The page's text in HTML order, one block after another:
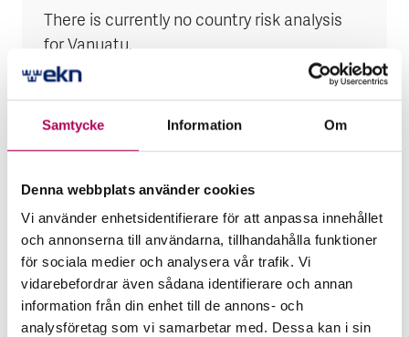
Samtycke Information Om
Denna webbplats använder cookies
Vi använder enhetsidentifierare för att anpassa innehållet
och annonserna till användarna, tillhandahålla funktioner
för sociala medier och analysera vår trafik. Vi
vidarebefordrar även sådana identifierare och annan
information från din enhet till de annons- och
analysföretag som vi samarbetar med. Dessa kan i sin
There is currently no country risk analysis
for Vanuatu.
More for companies that want
to export to Vanuatu